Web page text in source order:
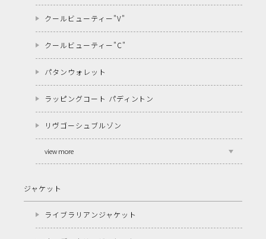
クールビューティー"V"
クールビューティー"C"
パタンウォレット
ラッピングコート パディントン
リヴゴーシュブルゾン
view more
ジャケット
ライブラリアンジャケット